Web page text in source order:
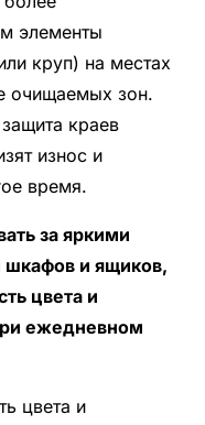
элементы
круп) на местах
очищаемых зон.
краев
износ и
время.
за яркими
шкафов и ящиков,
цвета и
ежедневном
цвета и